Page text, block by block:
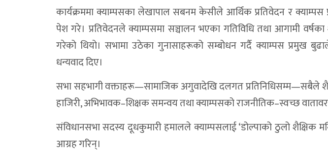
कार्यक्रममा क्याम्पसका लेखापाल सबनम केसीले आर्थिक प्रतिवेदन र क्याम्पस
पेश गरे। प्रतिवेदनले क्याम्पसमा सञ्चालन भएका गतिविधि तथा आगामी
गरेको थियो। सभामा उठेका गुनासाहरूको सम्बोधन गर्दै क्याम्पस प्रमुख
धन्यवाद दिए।
सभा सहभागी वक्ताहरू—सामाजिक अगुवादेखि दलगत प्रतिनिधिसम्म—सबैले
हाजिरी, अभिभावक–शिक्षक समन्वय तथा क्याम्पसको राजनीतिक–स्वच्छ
संविधानसभा सदस्य दूधकुमारी हमालले क्याम्पसलाई ‘डोल्पाको ठुलो शैक्षिक
आग्रह गरिन्।